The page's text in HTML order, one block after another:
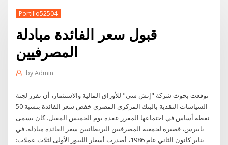
Portillo52504
قبول سعر الفائدة مبادلة
المصرفيين
byAdmin
توقعت بحوث شركة "إتش سي" للأوراق المالية والاستثمار، أن تقرر لجنة
السياسات النقدية بالبنك المركزي المصري خفض سعر الفائدة بنسبة 50
نقطة أساس في اجتماعها المقرر عقده يوم الخميس المقبل. كان يسمى
بابيرس، قصيرة لجمعية المصرفيين البريطانيين سعر الفائدة مبادلة. في
يناير كانون الثاني عام 1986، أصدرت أسعار الليبور الأولى لثلاث عملات: